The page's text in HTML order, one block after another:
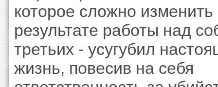
которое сложно изменить
результате работы над
третьих - усугубил
жизнь, повесив на себя